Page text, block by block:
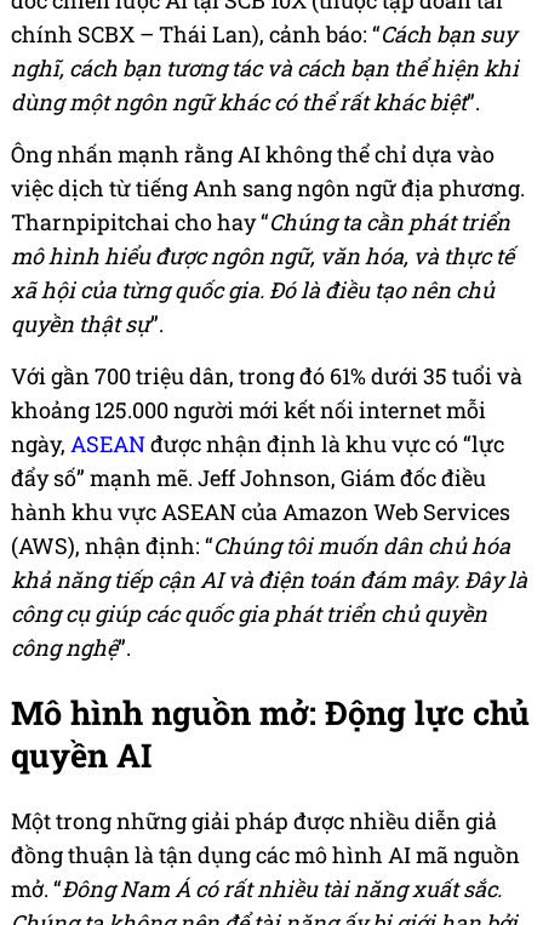
chính SCBX – Thái Lan), cảnh báo: “Cách bạn suy
nghĩ, cách bạn tương tác và cách bạn thể hiện khi
dùng một ngôn ngữ khác có thể rất khác biệt”.
Ông nhấn mạnh rằng AI không thể chỉ dựa vào
việc dịch từ tiếng Anh sang ngôn ngữ địa phương.
Tharnpipitchai cho hay “Chúng ta cần phát triển
mô hình hiểu được ngôn ngữ, văn hóa, và thực tế
xã hội của từng quốc gia. Đó là điều tạo nên chủ
quyền thật sự”.
Với gần 700 triệu dân, trong đó 61% dưới 35 tuổi và
khoảng 125.000 người mới kết nối internet mỗi
ngày, ASEANđược nhận định là khu vực có “lực
đẩy số” mạnh mẽ. Jeff Johnson, Giám đốc điều
hành khu vực ASEAN của Amazon Web Services
(AWS), nhận định: “Chúng tôi muốn dân chủ hóa
khả năng tiếp cận AI và điện toán đám mây. Đây là
công cụ giúp các quốc gia phát triển chủ quyền
công nghệ”.
Mô hình nguồn mở: Động lực chủ
quyền AI
Một trong những giải pháp được nhiều diễn giả
đồng thuận là tận dụng các mô hình AI mã nguồn
mở. “Đông Nam Á có rất nhiều tài năng xuất sắc.